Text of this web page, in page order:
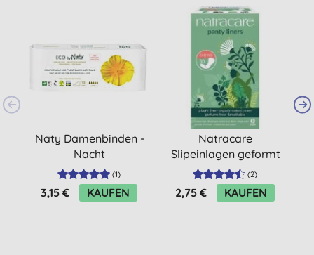
Naty Damenbinden -
Nacht
(1)
3,15 € KAUFEN
Natracare
Slipeinlagen geformt
(2)
2,75 € KAUFEN